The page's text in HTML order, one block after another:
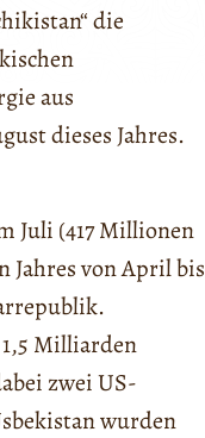
die
aus
dieses Jahres.
Juli (417 Millionen
von April bis
Milliarden
zwei US-
wurden